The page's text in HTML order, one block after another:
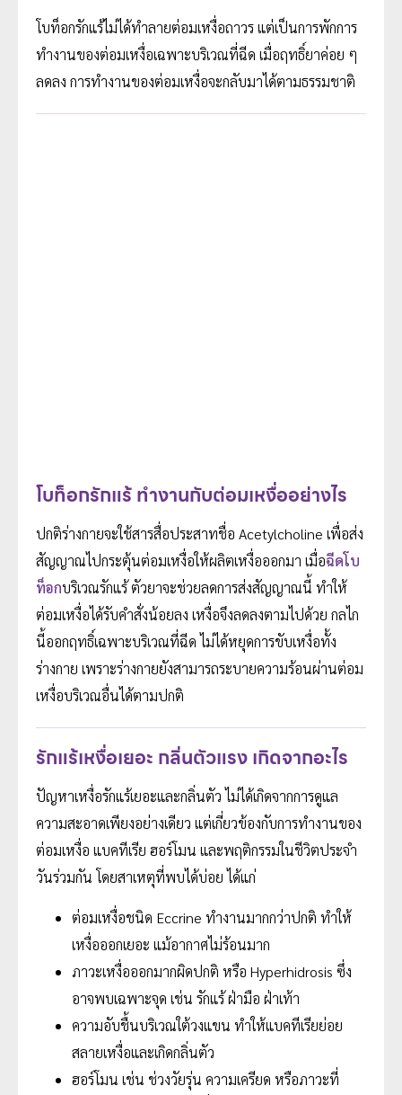
โบท็อกรักแร้ไม่ได้ทำลายต่อมเหงื่อถาวร แต่เป็นการพักการ
ทำงานของต่อมเหงื่อเฉพาะบริเวณที่ฉีด เมื่อฤทธิ์ยาค่อย ๆ
ลดลง การทำงานของต่อมเหงื่อจะกลับมาได้ตามธรรมชาติ
โบท็อกรักแร้ ทำงานกับต่อมเหงื่ออย่างไร
ปกติร่างกายจะใช้สารสื่อประสาทชื่อ Acetylcholine เพื่อส่ง
สัญญาณไปกระตุ้นต่อมเหงื่อให้ผลิตเหงื่อออกมา เมื่อฉีดโบ
ท็อกบริเวณรักแร้ ตัวยาจะช่วยลดการส่งสัญญาณนี้ ทำให้
ต่อมเหงื่อได้รับคำสั่งน้อยลง เหงื่อจึงลดลงตามไปด้วย กลไก
นี้ออกฤทธิ์เฉพาะบริเวณที่ฉีด ไม่ได้หยุดการขับเหงื่อทั้ง
ร่างกาย เพราะร่างกายยังสามารถระบายความร้อนผ่านต่อม
เหงื่อบริเวณอื่นได้ตามปกติ
รักแร้เหงื่อเยอะ กลิ่นตัวแรง เกิดจากอะไร
ปัญหาเหงื่อรักแร้เยอะและกลิ่นตัว ไม่ได้เกิดจากการดูแล
ความสะอาดเพียงอย่างเดียว แต่เกี่ยวข้องกับการทำงานของ
ต่อมเหงื่อ แบคทีเรีย ฮอร์โมน และพฤติกรรมในชีวิตประจำ
วันร่วมกัน โดยสาเหตุที่พบได้บ่อย ได้แก่
ต่อมเหงื่อชนิด Eccrine ทำงานมากกว่าปกติ ทำให้
เหงื่อออกเยอะ แม้อากาศไม่ร้อนมาก
ภาวะเหงื่อออกมากผิดปกติ หรือ Hyperhidrosis ซึ่ง
อาจพบเฉพาะจุด เช่น รักแร้ ฝ่ามือ ฝ่าเท้า
ความอับชื้นบริเวณใต้วงแขน ทำให้แบคทีเรียย่อย
สลายเหงื่อและเกิดกลิ่นตัว
ฮอร์โมน เช่น ช่วงวัยรุ่น ความเครียด หรือภาวะที่